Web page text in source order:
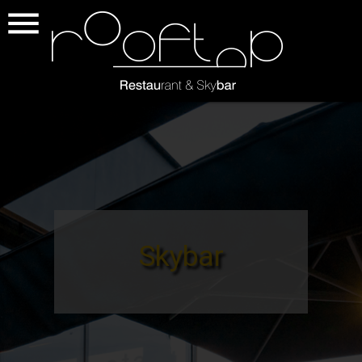

Skybar